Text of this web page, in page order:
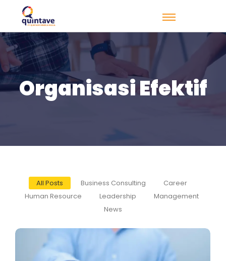
Organisasi Efektif
All Posts Business Consulting
Career
Human Resource
Leadership
Management
News